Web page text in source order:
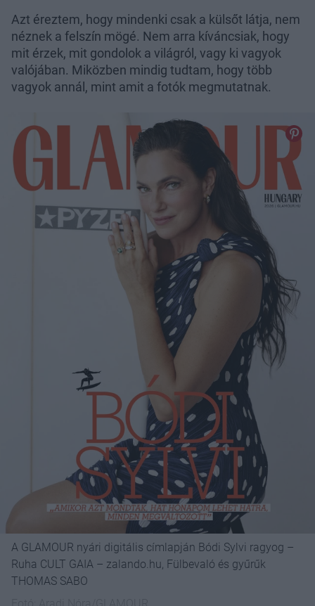
Azt éreztem, hogy mindenki csak a külsőt látja, nem
néznek a felszín mögé. Nem arra kíváncsiak, hogy
mit érzek, mit gondolok a világról, vagy ki vagyok
valójában. Miközben mindig tudtam, hogy több
vagyok annál, mint amit a fotók megmutatnak.
A GLAMOUR nyári digitális címlapján Bódi Sylvi ragyog –
Ruha CULT GAIA – zalando.hu, Fülbevaló és gyűrűk
THOMAS SABO